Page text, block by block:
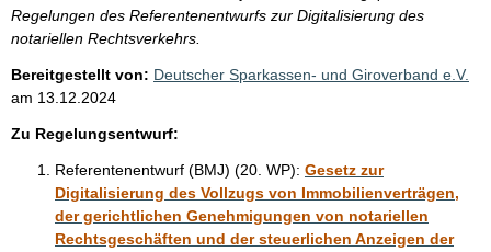
Regelungen des Referentenentwurfs zur Digitalisierung des
notariellen Rechtsverkehrs.
Bereitgestellt von: Deutscher Sparkassen- und Giroverband e.V.
am 13.12.2024
Zu Regelungsentwurf:
Referentenentwurf (BMJ) (20. WP): Gesetz zur
Digitalisierung des Vollzugs von Immobilienverträgen,
der gerichtlichen Genehmigungen von notariellen
Rechtsgeschäften und der steuerlichen Anzeigen der